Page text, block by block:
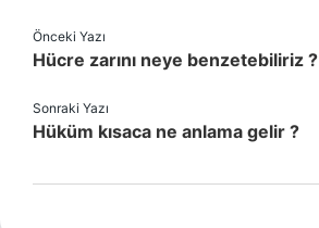
Önceki Yazı
Hücre zarını neye benzetebiliriz ?
Sonraki Yazı
Hüküm kısaca ne anlama gelir ?